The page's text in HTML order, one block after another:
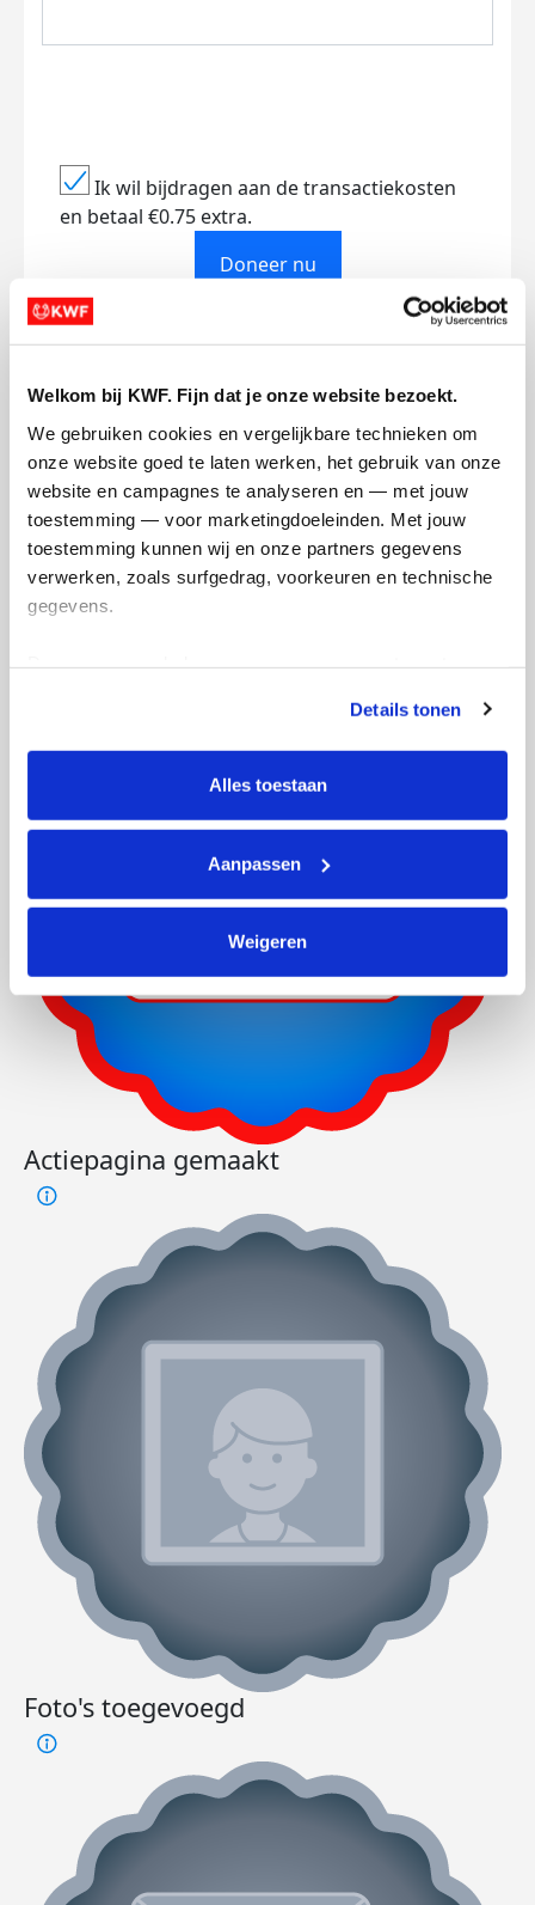
Welkom bij KWF. Fijn dat je onze website bezoekt.
We gebruiken cookies en vergelijkbare technieken om
onze website goed te laten werken, het gebruik van onze
website en campagnes te analyseren en — met jouw
toestemming — voor marketingdoeleinden. Met jouw
toestemming kunnen wij en onze partners gegevens
verwerken, zoals surfgedrag, voorkeuren en technische
gegevens.
tonen. Je kunt je toestemming op elk moment wijzigen of
intrekken via Cookie instellingen onderaan de pagina. De
lijst met cookies is te vinden in het tabblad “details”.
Details tonen
Alles toestaan
Aanpassen
Weigeren
Ik wil bijdragen aan de transactiekosten
en betaal €0.75 extra.
Doneer nu
Opgehaald
€885 €500
Doneer
Michelle's badges
Actiepagina gemaakt
Foto's toegevoegd